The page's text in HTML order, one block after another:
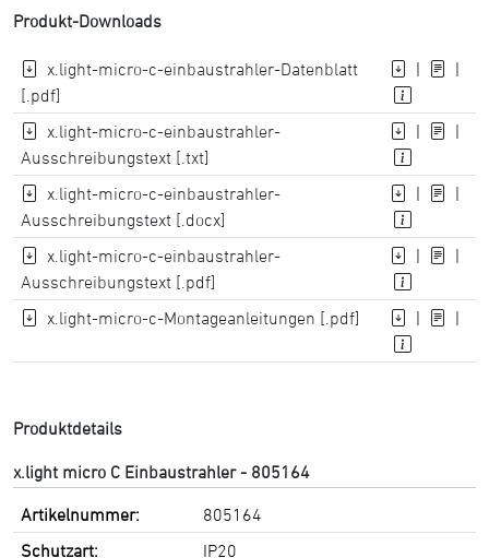
Produkt-Downloads
x.light-micro-c-einbaustrahler-Datenblatt
[.pdf]
| |
x.light-micro-c-einbaustrahler-
Ausschreibungstext [.txt]
| |
x.light-micro-c-einbaustrahler-
Ausschreibungstext [.docx]
| |
x.light-micro-c-einbaustrahler-
Ausschreibungstext [.pdf]
| |
x.light-micro-c-Montageanleitungen [.pdf] | |
Produktdetails
x.light micro C Einbaustrahler - 805164
Artikelnummer:
805164
Schutzart:
IP20